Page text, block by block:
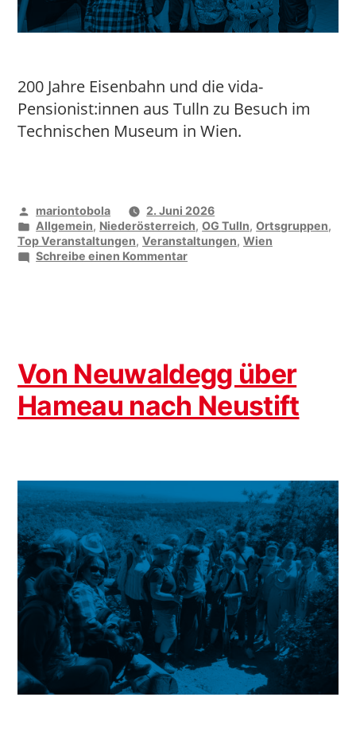
200 Jahre Eisenbahn und die vida-
Pensionist:innen aus Tulln zu Besuch im
Technischen Museum in Wien.
Veröffentlicht
von
mariontobola
2. Juni 2026
Veröffentlicht
unter
Allgemein, Niederösterreich,OG Tulln,Ortsgruppen,
Top Veranstaltungen, Veranstaltungen, Wien
Schreibe einen Kommentarzu
Von Neuwaldegg über
Hameau nach Neustift